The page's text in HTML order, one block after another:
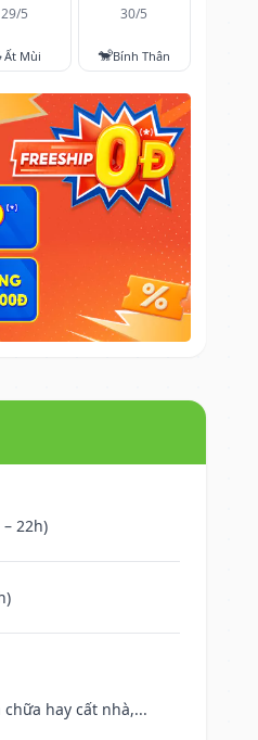
29/5
Ất Mùi
30/5
🐒Bính Thân
22h)
hay cất nhà,...